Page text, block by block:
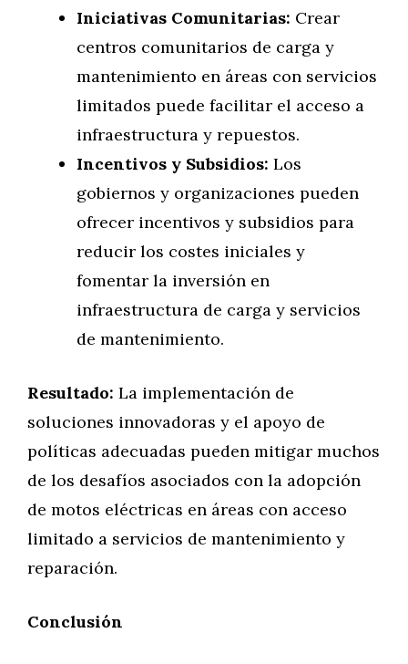
Iniciativas Comunitarias: Crear
centros comunitarios de carga y
mantenimiento en áreas con servicios
limitados puede facilitar el acceso a
infraestructura y repuestos.
Incentivos y Subsidios: Los
gobiernos y organizaciones pueden
ofrecer incentivos y subsidios para
reducir los costes iniciales y
fomentar la inversión en
infraestructura de carga y servicios
de mantenimiento.
Resultado: La implementación de
soluciones innovadoras y el apoyo de
políticas adecuadas pueden mitigar muchos
de los desafíos asociados con la adopción
de motos eléctricas en áreas con acceso
limitado a servicios de mantenimiento y
reparación.
Conclusión